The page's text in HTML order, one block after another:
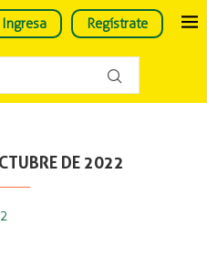
Ingresa Regístrate
DE 2022